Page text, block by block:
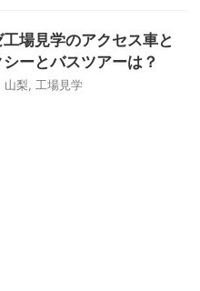
場見学のアクセス車と
ーとバスツアーは？
山梨 工場見学